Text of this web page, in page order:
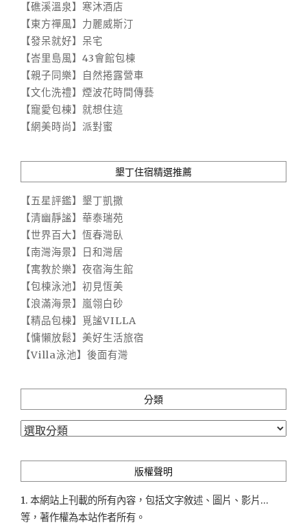
【礁溪溫泉】寒沐酒店
【東方禪風】力麗威斯汀
【發呆就好】呆宅
【峇里島風】43會館包棟
【親子同樂】自然捲露營車
【文化洗禮】煙波花時間傳藝
【寵愛包棟】就想住這
【網美時尚】派對蜜
墾丁住宿精選推薦
【五星評鑑】墾丁凱撒
【清幽靜謐】華泰瑞苑
【世界百大】恆春灣臥
【南灣海景】日和灣居
【寓教於樂】夜宿海生館
【包棟泳池】初見恆美
【浪滿海景】嵐翎白砂
【精品包棟】覓謐VILLA
【慵懶放鬆】美好生活旅宿
【Villa泳池】後面有灣
分類
分
版權聲明
1. 本網站上刊載的所有內容，包括文字敘述、圖片、影片...
等，著作權為本站作者所有。